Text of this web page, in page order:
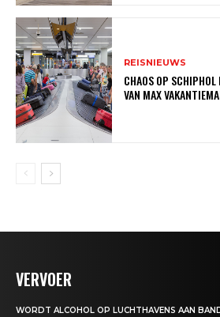
REISNIEUWS
CHAOS OP
VAN MAX
VERVOER
WORDT ALCOHOL OP LUCHTHAVENS AAN